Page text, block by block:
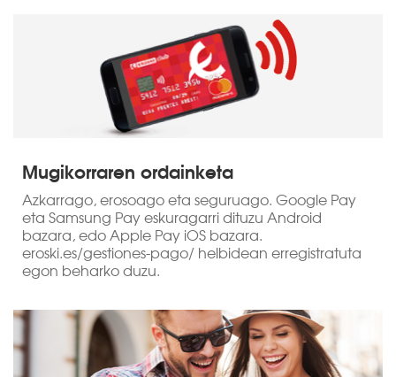
Mugikorraren ordainketa
Azkarrago, erosoago eta seguruago. Google Pay
eta Samsung Pay eskuragarri dituzu Android
bazara, edo Apple Pay iOS bazara.
eroski.es/gestiones-pago/ helbidean erregistratuta
egon beharko duzu.